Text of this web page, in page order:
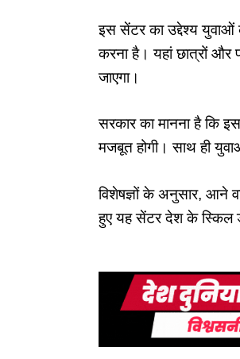
इस सेंटर का उद्देश्य
करना है। यहां छात्रों और
जाएगा।
सरकार का मानना है कि
मजबूत होगी। साथ ही
विशेषज्ञों के अनुसार, आने
हुए यह सेंटर देश के स्किल